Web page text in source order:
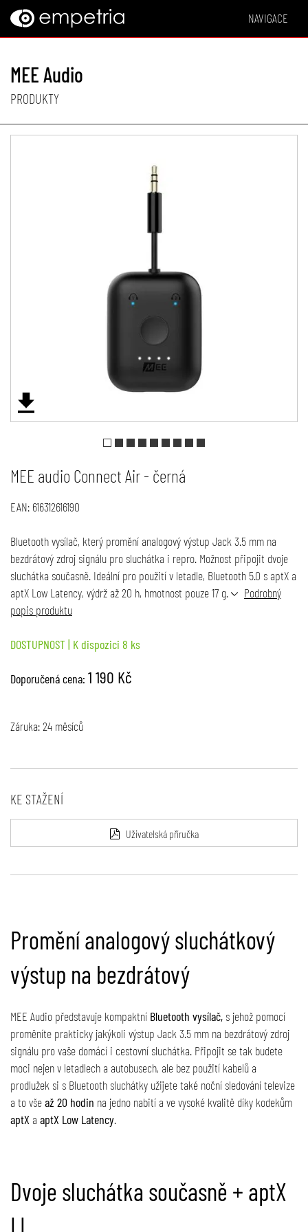
NAVIGACE
MEE Audio
PRODUKTY
MEE audio Connect Air - černá
EAN:616312616190
Bluetooth vysílač, který promění analogový výstup Jack 3.5 mm na
bezdrátový zdroj signálu pro sluchátka i repro. Možnost připojit dvoje
sluchátka současně. Ideální pro použití v letadle, Bluetooth 5.0 s aptX a
aptX Low Latency, výdrž až 20 h, hmotnost pouze 17 g.
Podrobný
popis produktu
DOSTUPNOST | K dispozici 8 ks
Doporučená cena: 1 190 Kč
Záruka: 24 měsíců
KE STAŽENÍ
Uživatelská příručka
Promění analogový sluchátkový
výstup na bezdrátový
MEE Audio představuje kompaktní Bluetooth vysílač,s jehož pomocí
proměníte prakticky jakýkoli výstup Jack 3.5 mm na bezdrátový zdroj
signálu pro vaše domácí i cestovní sluchátka. Připojit se tak budete
moci nejen v letadlech a autobusech, ale bez použití kabelů a
prodlužek si s Bluetooth sluchátky užijete také noční sledování televize
a to všeaž 20 hodin na jedno nabití a ve vysoké kvalitě díky kodekům
aptX a aptX Low Latency.
Dvoje sluchátka současně + aptX
LL